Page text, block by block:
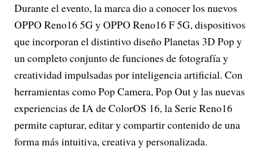
Durante el evento, la marca dio a conocer los nuevos
OPPO Reno16 5G y OPPO Reno16 F 5G, dispositivos
que incorporan el distintivo diseño Planetas 3D Pop y
un completo conjunto de funciones de fotografía y
creatividad impulsadas por inteligencia artificial. Con
herramientas como Pop Camera, Pop Out y las nuevas
experiencias de IA de ColorOS 16, la Serie Reno16
permite capturar, editar y compartir contenido de una
forma más intuitiva, creativa y personalizada.